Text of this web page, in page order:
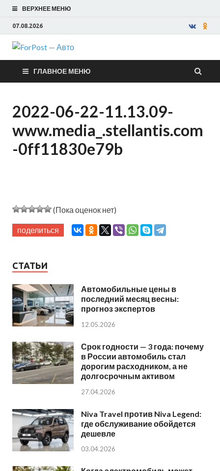
ВЕРХНЕЕ МЕНЮ
07.08.2026
ForPost —
Авто
ГЛАВНОЕ МЕНЮ
2022-06-22-11.13.09-
www.media_.stellantis.com
-0ff11830e79b
(Пока оценок нет)
поделиться
СТАТЬИ
Автомобильные цены в
последний месяц весны:
прогноз экспертов
12.05.2026
Срок годности — 3 года: почему
в России автомобиль стал
дорогим расходником, а не
долгосрочным активом
27.04.2026
Niva Travel против Niva Legend:
где обслуживание обойдется
дешевле
03.04.2026